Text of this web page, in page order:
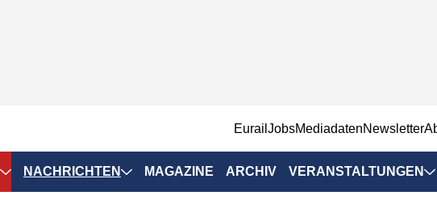
EurailJobsMediadatenNewsletter
NACHRICHTEN MAGAZINE ARCHIV VERANSTALTUNGEN